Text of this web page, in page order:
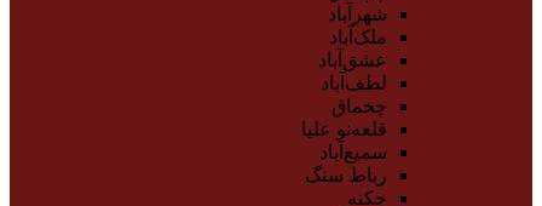
شهرآباد
ملک‌آباد
عشق‌آباد
لطف‌آباد
چخماق
قلعه‌نو علیا
سمیع‌آباد
رباط سنگ
چکنه